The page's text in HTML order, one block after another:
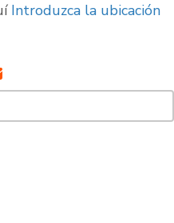
Introduzca la ubicación
de pádel [10]
Pistas de pádel al aire